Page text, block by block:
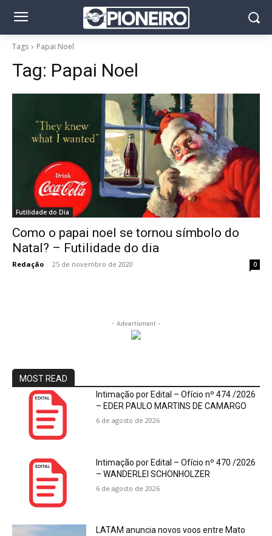
Tags Papai Noel
Tag: Papai Noel
Futilidade do Dia
Como o papai noel se tornou símbolo do
Natal? – Futilidade do dia
Redação - 25 de novembro de 2020 0
- Advertisment -
MOST READ
Intimação por Edital – Ofício nº 474 /2026
– EDER PAULO MARTINS DE CAMARGO
6 de agosto de 2026
Intimação por Edital – Ofício nº 470 /2026
– WANDERLEI SCHONHOLZER
6 de agosto de 2026
LATAM anuncia novos voos entre Mato